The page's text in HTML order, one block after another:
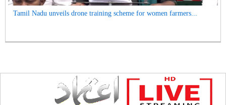
Tamil Nadu unveils drone training scheme for women farmers...